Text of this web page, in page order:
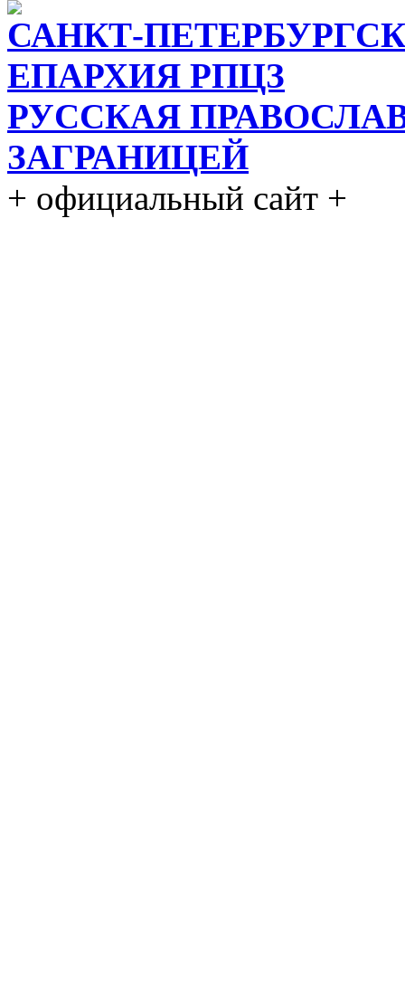
САНКТ-
ЕПАРХИЯ РПЦЗ
РУССКАЯ
ЗАГРАНИЦЕЙ
+ официальный сайт +